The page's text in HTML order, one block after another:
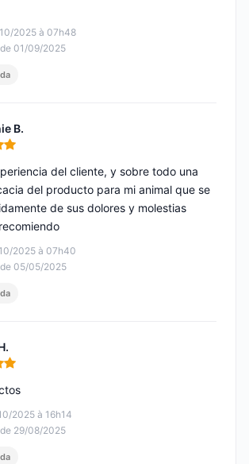
2025 à 07h48
01/09/2025
B.
5
2025 à 07h40
05/05/2025
del cliente, y sobre todo una
del producto para mi animal que se
de sus dolores y molestias
5
2025 à 16h14
29/08/2025